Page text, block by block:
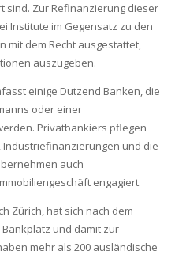
sind. Zur Refinanzierung dieser
Institute im Gegensatz zu den
mit dem Recht ausgestattet,
auszugeben.
einige Dutzend Banken, die
oder einer
Privatbankiers pflegen
und die
auch
engagiert.
Zürich, hat sich nach dem
und damit zur
mehr als 200 ausländische